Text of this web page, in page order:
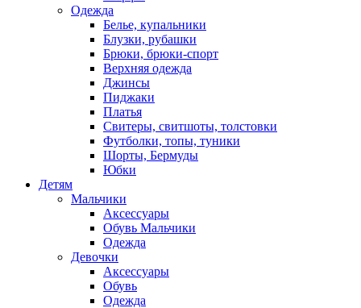
Одежда
Белье, купальники
Блузки, рубашки
Брюки, брюки-спорт
Верхняя одежда
Джинсы
Пиджаки
Платья
Свитеры, свитшоты, толстовки
Футболки, топы, туники
Шорты, Бермуды
Юбки
Детям
Мальчики
Аксессуары
Обувь Мальчики
Одежда
Девочки
Аксессуары
Обувь
Одежда